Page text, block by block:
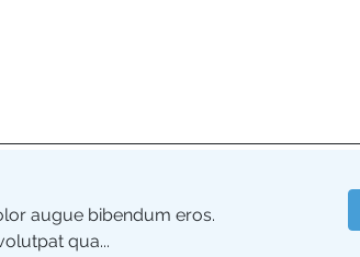
augue bibendum eros.
qua...